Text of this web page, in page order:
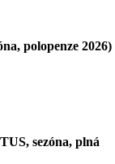
polopenze 2026)
sezóna, plná